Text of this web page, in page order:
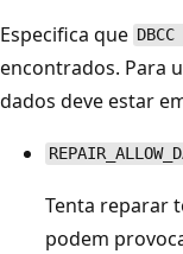
Especifica que DBCC
encontrados. Para
dados deve estar
Tenta reparar
podem